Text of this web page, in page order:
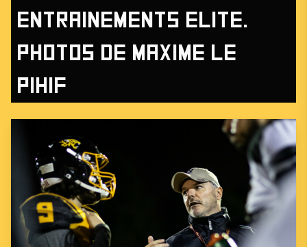
entrainements ELITE.
Photos de Maxime Le
Pihif